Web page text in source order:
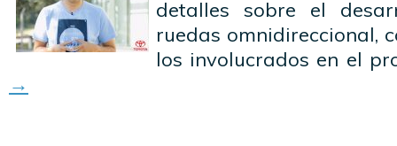
detalles sobre el
ruedas omnidireccional,
los involucrados en el
→